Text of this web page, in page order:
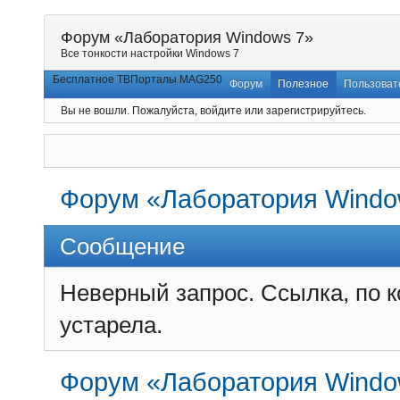
Форум «Лаборатория Windows 7»
Все тонкости настройки Windows 7
Бесплатное ТВПорталы MAG250 Форум Полезное
Вы не вошли. Пожалуйста, войдите или зарегистрируйтесь.
Форум «Лаборатория
Сообщение
Неверный запрос. Ссылка, по
устарела.
Форум «Лаборатория